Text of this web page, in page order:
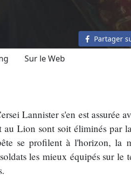
Partager
Sur le Web
Lannister s'en est assurée
au Lion sont soit éliminés par
se profilent à l'horizon, la
les mieux équipés sur le